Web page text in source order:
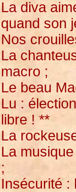
La diva
quand son
Nos
La
macro ;
Le beau
Lu :
libre ! **
La
La
;
Insécurité :